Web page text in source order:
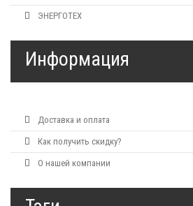
ЭНЕРГОТЕХ
Информация
Доставка и оплата
Как получить скидку?
О нашей компании